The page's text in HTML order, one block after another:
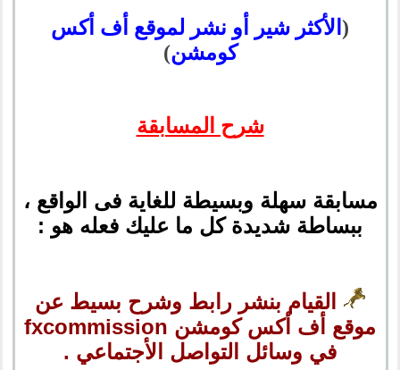
(الأكثر شير أو نشر لموقع أف أكس
كومشن)
شرح المسابقة
مسابقة سهلة وبسيطة للغاية فى الواقع ،
ببساطة شديدة كل ما عليك فعله هو :
القيام بنشر رابط وشرح بسيط عن
موقع أف أكس كومشن fxcommission
في وسائل التواصل الأجتماعي .